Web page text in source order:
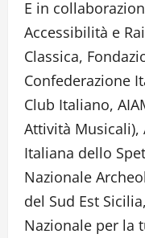
E in
Accessibilità e
Classica,
Confederazione
Club Italiano,
Attività Musicali),
Italiana dello
Nazionale
del Sud Est
Nazionale per la